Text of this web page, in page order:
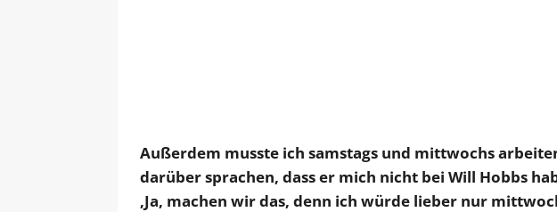
Außerdem musste ich samstags und mittwochs
darüber sprachen, dass er mich nicht bei Will Hobbs
‚Ja, machen wir das, denn ich würde lieber nur